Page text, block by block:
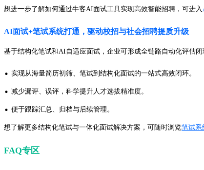
想进一步了解如何通过牛客AI面试工具实现高效智能招聘，可进入
AI面试+笔试系统打通，驱动校招与社会招聘提质升级
基于结构化笔试和AI自适应面试，企业可形成全链路自动化评估闭
· 实现从海量简历初筛、笔试到结构化面试的一站式高效闭环。
· 减少漏评、误评，科学提升人才选拔精准度。
· 便于跟踪汇总、归档与后续管理。
想了解更多结构化笔试与一体化面试解决方案，可随时浏览笔试系
FAQ专区